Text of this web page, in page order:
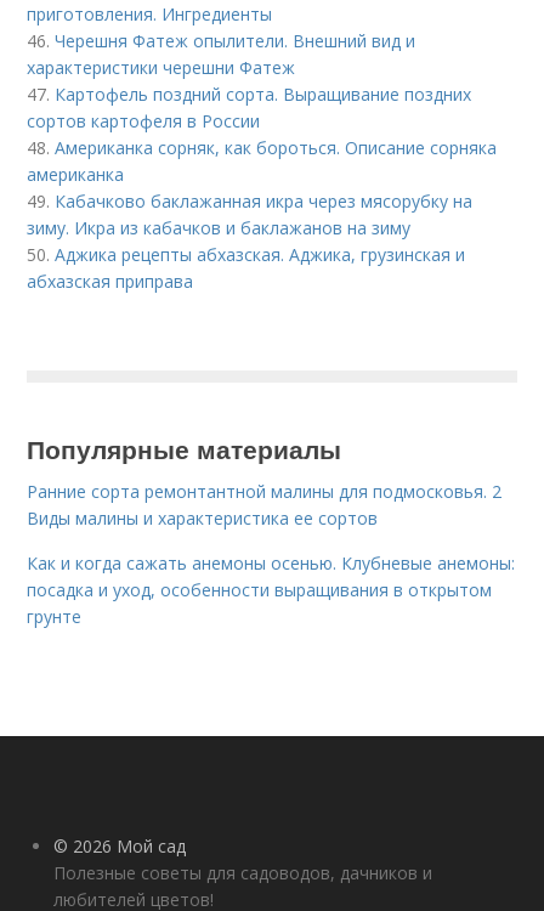
приготовления. Ингредиенты
46.Черешня Фатеж опылители. Внешний вид и
характеристики черешни Фатеж
47. Картофель поздний сорта. Выращивание поздних
сортов картофеля в России
48.Американка сорняк, как бороться. Описание сорняка
американка
49. Кабачково баклажанная икра через мясорубку на
зиму. Икра из кабачков и баклажанов на зиму
50.Аджика рецепты абхазская. Аджика, грузинская и
абхазская приправа
Популярные материалы
Ранние сорта ремонтантной малины для подмосковья. 2
Виды малины и характеристика ее сортов
Как и когда сажать анемоны осенью. Клубневые анемоны:
посадка и уход, особенности выращивания в открытом
грунте
© 2026 Мой сад
Полезные советы для садоводов, дачников и
любителей цветов!